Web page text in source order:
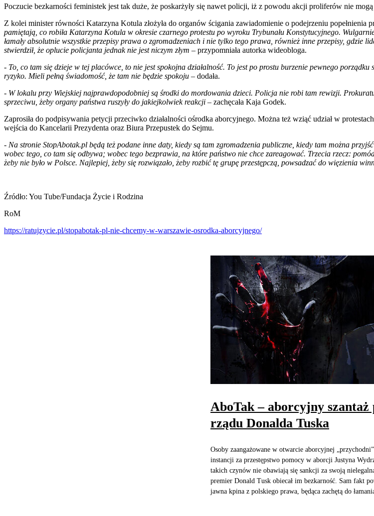
Poczucie bezkarności feministek jest tak duże, że poskarżyły się nawet policji, iż z powodu akcji proliferów nie
Z kolei minister równości Katarzyna Kotula złożyła do organów ścigania zawiadomienie o podejrzeniu popełnienia
pamiętają, co robiła Katarzyna Kotula w okresie czarnego protestu po wyroku Trybunału Konstytucyjnego.
łamały absolutnie wszystkie przepisy prawa o zgromadzeniach i nie tylko tego prawa, również inne przepisy, gdzie
stwierdził, że oplucie policjanta jednak nie jest niczym złym – przypomniała autorka wideobloga.
- To, co tam się dzieje w tej placówce, to nie jest spokojna działalność. To jest po prostu burzenie pewnego
ryzyko. Mieli pełną świadomość, że tam nie będzie spokoju – dodała.
- W lokalu przy Wiejskiej najprawdopodobniej są środki do mordowania dzieci. Policja nie robi tam rewizji.
sprzeciwu, żeby organy państwa ruszyły do jakiejkolwiek reakcji – zachęcała Kaja Godek.
Zaprosiła do podpisywania petycji przeciwko działalności ośrodka aborcyjnego. Można też wziąć udział w
wejścia do Kancelarii Prezydenta oraz Biura Przepustek do Sejmu.
- Na stronie StopAbotak.pl będą też podane inne daty, kiedy są tam zgromadzenia publiczne, kiedy tam można
wobec tego, co tam się odbywa; wobec tego bezprawia, na które państwo nie chce zareagować. Trzecia rzecz:
żeby nie było w Polsce. Najlepiej, żeby się rozwiązało, żeby rozbić tę grupę przestępczą, powsadzać do więzienia
Źródło: You Tube/Fundacja Życie i Rodzina
RoM
https://ratujzycie.pl/stopabotak-pl-nie-chcemy-w-warszawie-osrodka-aborcyjnego/
AboTak – aborcyjny
rządu Donalda Tuska
Osoby zaangażowane w otwarcie aborcyjnej
instancji za przestępstwo pomocy w aborcji Justyna
takich czynów nie obawiają się sankcji za swoją
premier Donald Tusk obiecał im bezkarność. Sam fakt
jawna kpina z polskiego prawa, będąca zachętą do